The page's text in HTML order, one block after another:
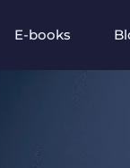
E-books